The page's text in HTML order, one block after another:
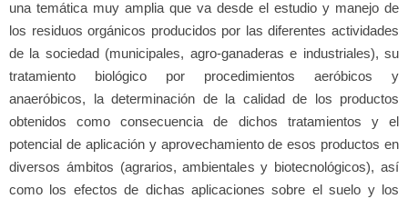
una temática muy amplia que va desde el estudio y manejo de
los residuos orgánicos producidos por las diferentes actividades
de la sociedad (municipales, agro-ganaderas e industriales), su
tratamiento biológico por procedimientos aeróbicos y
anaeróbicos, la determinación de la calidad de los productos
obtenidos como consecuencia de dichos tratamientos y el
potencial de aplicación y aprovechamiento de esos productos en
diversos ámbitos (agrarios, ambientales y biotecnológicos), así
como los efectos de dichas aplicaciones sobre el suelo y los